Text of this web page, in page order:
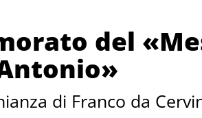
del
di Franco da